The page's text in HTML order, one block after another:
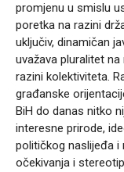
promjenu u smislu
poretka na razini
uključiv, dinamičan
uvažava pluralitet
razini kolektiviteta.
građanske
BiH do danas nitko
interesne prirode,
političkog naslijeđa i
očekivanja i